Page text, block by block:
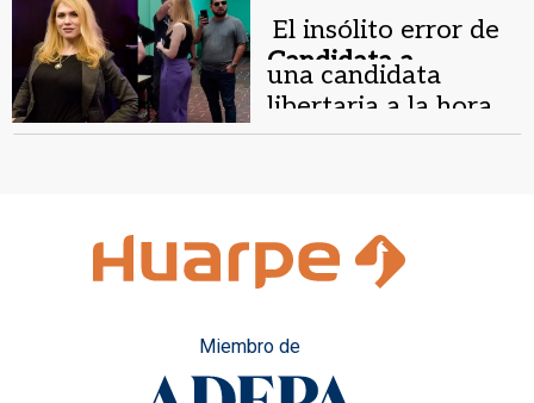
Candidata a
diputada.
El insólito error de
una candidata
libertaria a la hora
de votar
Miembro de